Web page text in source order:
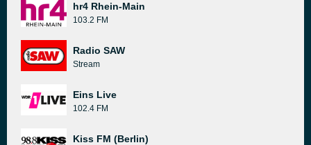
hr4 Rhein-Main
103.2 FM
Radio SAW
Stream
Eins Live
102.4 FM
Kiss FM (Berlin)